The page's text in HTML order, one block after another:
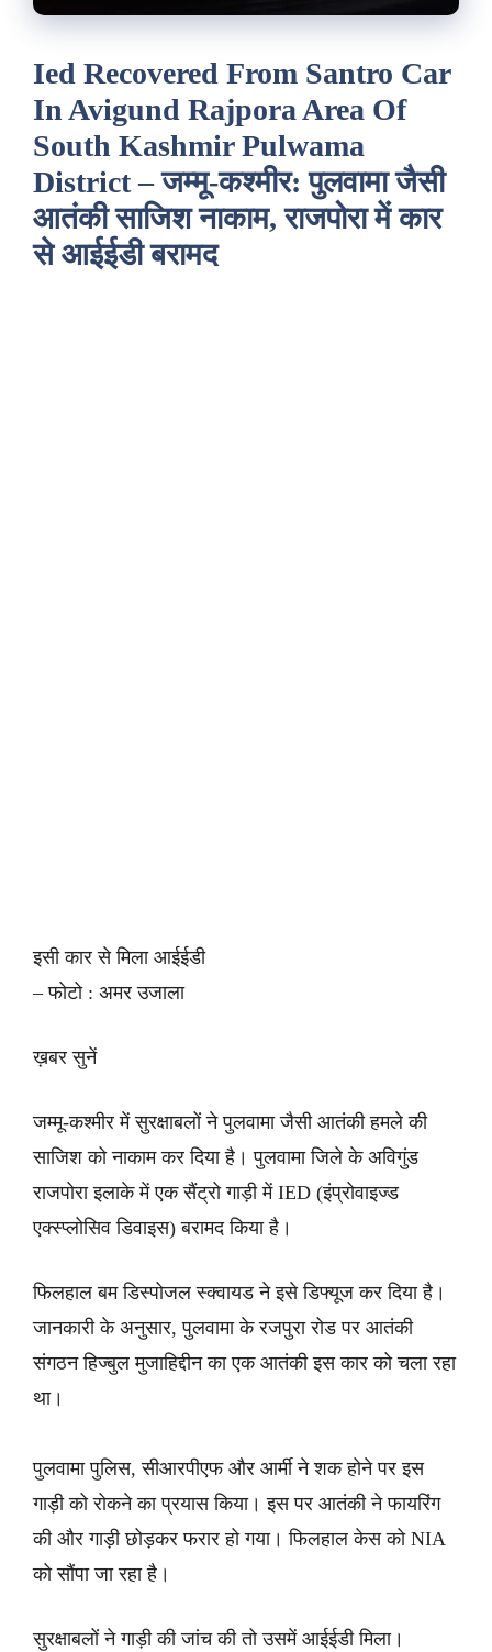
Ied Recovered From Santro Car
In Avigund Rajpora Area Of
South Kashmir Pulwama
District – जम्मू-कश्मीर: पुलवामा जैसी
आतंकी साजिश नाकाम, राजपोरा में कार
से आईईडी बरामद
इसी कार से मिला आईईडी
– फोटो : अमर उजाला
ख़बर सुनें
जम्मू-कश्मीर में सुरक्षाबलों ने पुलवामा जैसी आतंकी हमले की
साजिश को नाकाम कर दिया है। पुलवामा जिले के अविगुंड
राजपोरा इलाके में एक सैंट्रो गाड़ी में IED (इंप्रोवाइज्ड
एक्स्प्लोसिव डिवाइस) बरामद किया है।
फिलहाल बम डिस्पोजल स्क्वायड ने इसे डिफ्यूज कर दिया है।
जानकारी के अनुसार, पुलवामा के रजपुरा रोड पर आतंकी
संगठन हिज्बुल मुजाहिद्दीन का एक आतंकी इस कार को चला रहा
था।
पुलवामा पुलिस, सीआरपीएफ और आर्मी ने शक होने पर इस
गाड़ी को रोकने का प्रयास किया। इस पर आतंकी ने फायरिंग
की और गाड़ी छोड़कर फरार हो गया। फिलहाल केस को NIA
को सौंपा जा रहा है।
सुरक्षाबलों ने गाड़ी की जांच की तो उसमें आईईडी मिला।